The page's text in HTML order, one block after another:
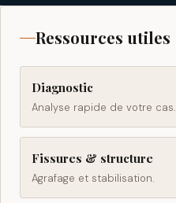
Ressources utiles
Diagnostic
Analyse rapide de votre cas.
Fissures & structure
Agrafage et stabilisation.